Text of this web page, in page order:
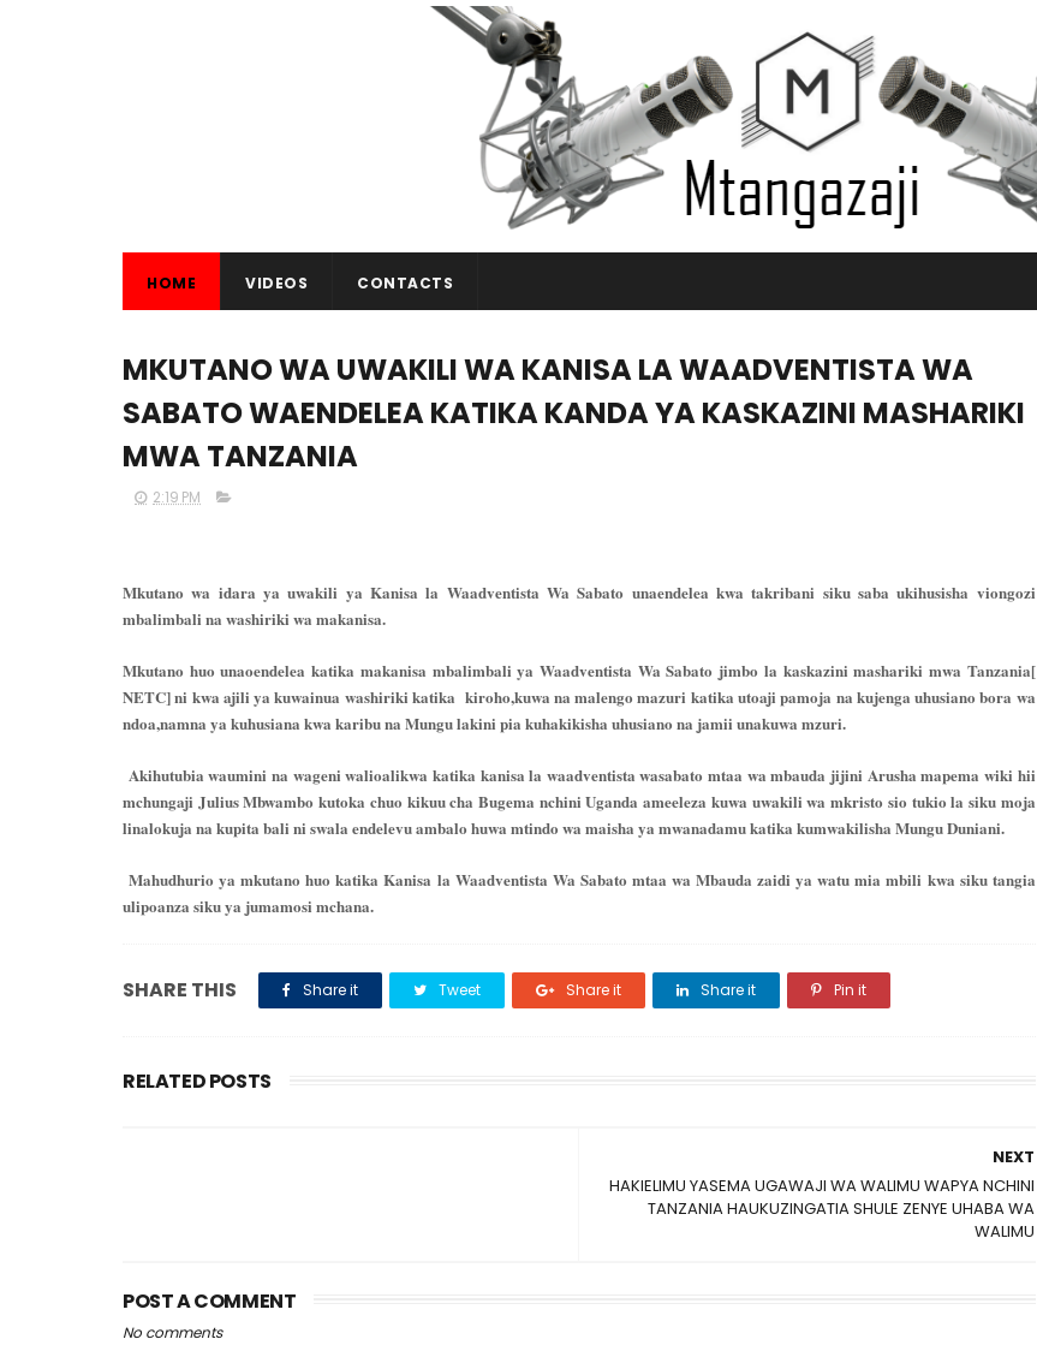
HOME VIDEOS CONTACTS
MKUTANO WA UWAKILI WA KANISA LA WAADVENTISTA WA
SABATO WAENDELEA KATIKA KANDA YA KASKAZINI MASHARIKI
MWA TANZANIA
2:19 PM
Mkutano wa idara ya uwakili ya Kanisa la Waadventista Wa Sabato unaendelea kwa takribani siku saba ukihusisha viongozi
mbalimbali na washiriki wa makanisa.
Mkutano huo unaoendelea katika makanisa mbalimbali ya Waadventista Wa Sabato jimbo la kaskazini mashariki mwa Tanzania[
NETC] ni kwa ajili ya kuwainua washiriki katika kiroho,kuwa na malengo mazuri katika utoaji pamoja na kujenga uhusiano bora wa
ndoa,namna ya kuhusiana kwa karibu na Mungu lakini pia kuhakikisha uhusiano na jamii unakuwa mzuri.
Akihutubia waumini na wageni walioalikwa katika kanisa la waadventista wasabato mtaa wa mbauda jijini Arusha mapema wiki hii
mchungaji Julius Mbwambo kutoka chuo kikuu cha Bugema nchini Uganda ameeleza kuwa uwakili wa mkristo sio tukio la siku moja
linalokuja na kupita bali ni swala endelevu ambalo huwa mtindo wa maisha ya mwanadamu katika kumwakilisha Mungu Duniani.
Mahudhurio ya mkutano huo katika Kanisa la Waadventista Wa Sabato mtaa wa Mbauda zaidi ya watu mia mbili kwa siku tangia
ulipoanza siku ya jumamosi mchana.
SHARE THIS Share it Tweet Share it Share it Pin it
RELATED POSTS
NEXT
HAKIELIMU YASEMA UGAWAJI WA WALIMU WAPYA NCHINI
TANZANIA HAUKUZINGATIA SHULE ZENYE UHABA WA
WALIMU
POST A COMMENT
No comments